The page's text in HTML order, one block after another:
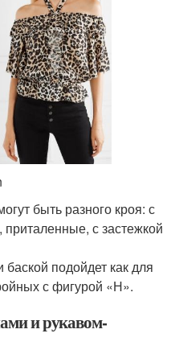
быть разного кроя: с
с застежкой
подойдет как для
с фигурой «Н».
и рукавом-